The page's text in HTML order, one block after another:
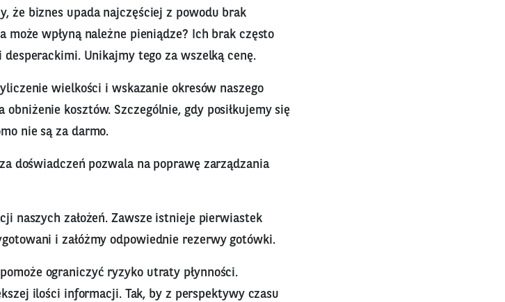
że biznes upada najczęściej z powodu brak
może wpłyną należne pieniądze? Ich brak często
Unikajmy tego za wszelką cenę.
wielkości i wskazanie okresów naszego
kosztów. Szczególnie, gdy posiłkujemy się
nie są za darmo.
doświadczeń pozwala na poprawę zarządzania
naszych założeń. Zawsze istnieje pierwiastek
i załóżmy odpowiednie rezerwy gotówki.
ograniczyć ryzyko utraty płynności.
ilości informacji. Tak, by z perspektywy czasu